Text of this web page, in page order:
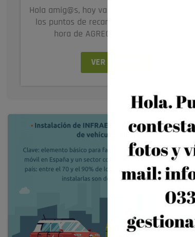
Hola amig@s, hoy vamos a hacer referencia
los puntos de recarga de 32 amperios a la
hora de AGREGAR ESTACIÓN DE...
VER DETALLE